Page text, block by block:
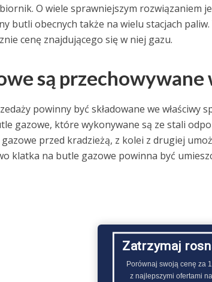
O wiele sprawniejszym rozwiązaniem
butli obecnych także na wielu stacjach
cenę znajdującego się w niej gazu.
są przechowywane
powinny być składowane we właściwy
gazowe, które wykonywane są ze stali
przed kradzieżą, z kolei z drugiej
klatka na butle gazowe powinna być
Zatrzymaj
Porównaj swoją cenę za
z najlepszymi ofertami